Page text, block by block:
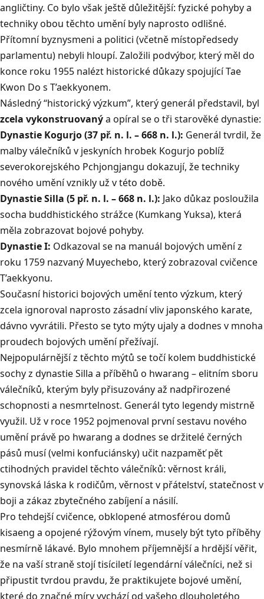
angličtiny. Co bylo však ještě důležitější: fyzické pohyby a
techniky obou těchto umění byly naprosto odlišné.
Přítomní byznysmeni a politici (včetně místopředsedy
parlamentu) nebyli hloupí. Založili podvýbor, který měl do
konce roku 1955 nalézt historické důkazy spojující Tae
Kwon Do s T’aekkyonem.
Následný “historický výzkum”, který generál představil, byl
zcela vykonstruovanýa opíral se o tři starověké dynastie:
Dynastie Kogurjo (37 př. n. l. – 668 n. l.): Generál tvrdil, že
malby válečníků v jeskyních hrobek Kogurjo poblíž
severokorejského Pchjongjangu dokazují, že techniky
nového umění vznikly už v této době.
Dynastie Silla (5 př. n. l. – 668 n. l.): Jako důkaz posloužila
socha buddhistického strážce (Kumkang Yuksa), která
měla zobrazovat bojové pohyby.
Dynastie I: Odkazoval se na manuál bojových umění z
roku 1759 nazvaný Muyechebo, který zobrazoval cvičence
T’aekkyonu.
Současní historici bojových umění tento výzkum, který
zcela ignoroval naprosto zásadní vliv japonského karate,
dávno vyvrátili. Přesto se tyto mýty ujaly a dodnes v mnoha
proudech bojových umění přežívají.
Nejpopulárnější z těchto mýtů se točí kolem buddhistické
sochy z dynastie Silla a příběhů o hwarang – elitním sboru
válečníků, kterým byly přisuzovány až nadpřirozené
schopnosti a nesmrtelnost. Generál tyto legendy mistrně
využil. Už v roce 1952 pojmenoval první sestavu nového
umění právě po hwarang a dodnes se držitelé černých
pásů musí (velmi konfuciánsky) učit nazpaměť pět
ctihodných pravidel těchto válečníků: věrnost králi,
synovská láska k rodičům, věrnost v přátelství, statečnost v
boji a zákaz zbytečného zabíjení a násilí.
Pro tehdejší cvičence, obklopené atmosférou domů
kisaeng a opojené rýžovým vínem, musely být tyto příběhy
nesmírně lákavé. Bylo mnohem příjemnější a hrdější věřit,
že na vaší straně stojí tisíciletí legendární válečníci, než si
připustit tvrdou pravdu, že praktikujete bojové umění,
které do značné míry vychází od vašeho dlouholetého